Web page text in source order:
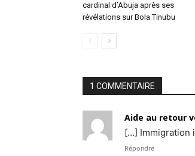
cardinal d’Abuja après ses
révélations sur Bola Tinubu
1 COMMENTAIRE
Aide au retour
[…] Immigration
Répondre